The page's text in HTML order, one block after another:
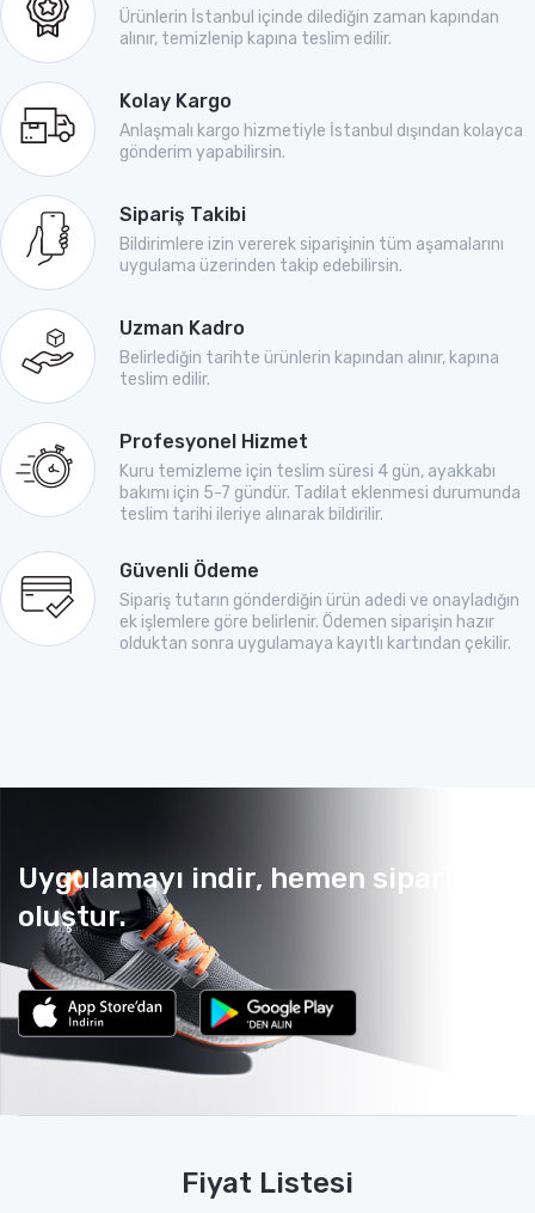
Ürünlerin İstanbul içinde dilediğin zaman kapından
alınır, temizlenip kapına teslim edilir.
Kolay Kargo
Anlaşmalı kargo hizmetiyle İstanbul dışından kolayca
gönderim yapabilirsin.
Sipariş Takibi
Bildirimlere izin vererek siparişinin tüm aşamalarını
uygulama üzerinden takip edebilirsin.
Uzman Kadro
Belirlediğin tarihte ürünlerin kapından alınır, kapına
teslim edilir.
Profesyonel Hizmet
Kuru temizleme için teslim süresi 4 gün, ayakkabı
bakımı için 5-7 gündür. Tadilat eklenmesi durumunda
teslim tarihi ileriye alınarak bildirilir.
Güvenli Ödeme
Sipariş tutarın gönderdiğin ürün adedi ve onayladığın
ek işlemlere göre belirlenir. Ödemen siparişin hazır
olduktan sonra uygulamaya kayıtlı kartından çekilir.
Uygulamayı indir, hemen sipariş
oluştur.
Fiyat Listesi